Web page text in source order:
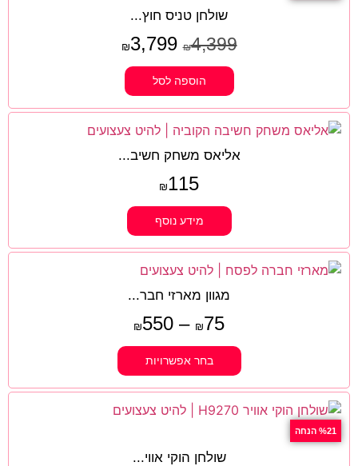
שולחן טניס חוץ...
₪4,399
₪3,799
הוספה לסל
אליאס משחק חשיב...
₪115
מידע נוסף
מגוון מארזי חבר...
₪75
–
₪550
בחר אפשרויות
%21 הנחה
שולחן הוקי אווי...